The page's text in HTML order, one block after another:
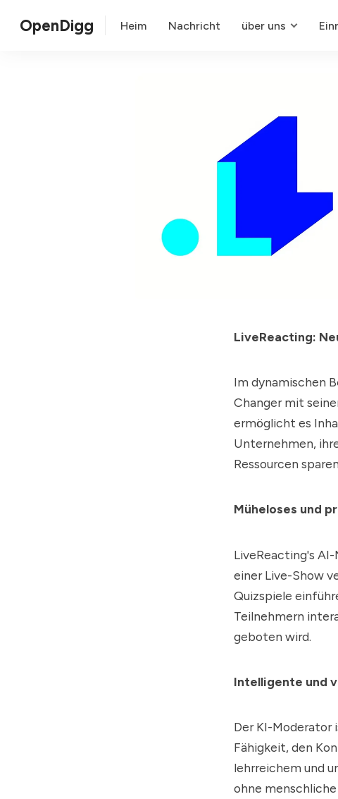
OpenDigg Heim Nachricht über uns
LiveReacting:
Im dynamischen
Changer mit
ermöglicht es
Unternehmen,
Ressourcen
Müheloses und
LiveReacting's
einer Live-Show
Quizspiele
Teilnehmern
geboten wird.
Intelligente und
Der KI-
Fähigkeit, den
lehrreichem und
ohne